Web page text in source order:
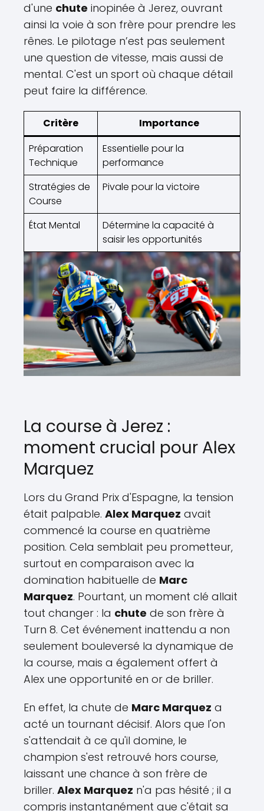
d'une chute inopinée à Jerez, ouvrant
ainsi la voie à son frère pour prendre les
rênes. Le pilotage n’est pas seulement
une question de vitesse, mais aussi de
mental. C'est un sport où chaque détail
peut faire la différence.
Critère
Importance
Préparation
Technique
Essentielle pour la
performance
Stratégies de
Course
Pivale pour la victoire
État Mental
Détermine la capacité à
saisir les opportunités
La course à Jerez :
moment crucial pour Alex
Marquez
Lors du Grand Prix d'Espagne, la tension
était palpable. Alex Marquez avait
commencé la course en quatrième
position. Cela semblait peu prometteur,
surtout en comparaison avec la
domination habituelle de Marc
Marquez. Pourtant, un moment clé allait
tout changer : la chute de son frère à
Turn 8. Cet événement inattendu a non
seulement bouleversé la dynamique de
la course, mais a également offert à
Alex une opportunité en or de briller.
En effet, la chute de Marc Marquez a
acté un tournant décisif. Alors que l'on
s'attendait à ce qu'il domine, le
champion s'est retrouvé hors course,
laissant une chance à son frère de
briller. Alex Marquez n'a pas hésité ; il a
compris instantanément que c'était sa